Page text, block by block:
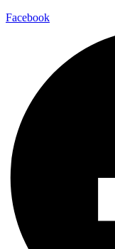
Facebook